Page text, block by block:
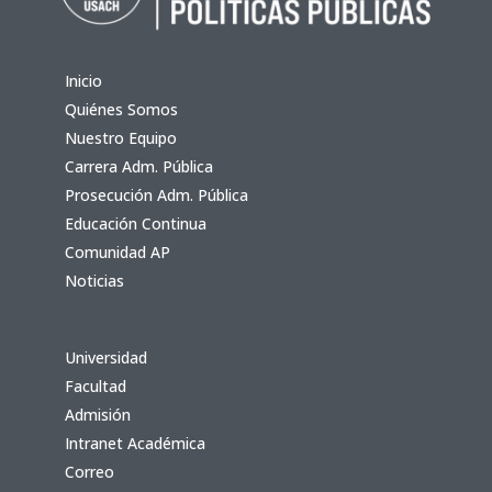
Inicio
Quiénes Somos
Nuestro Equipo
Carrera Adm. Pública
Prosecución Adm. Pública
Educación Continua
Comunidad AP
Noticias
Universidad
Facultad
Admisión
Intranet Académica
Correo